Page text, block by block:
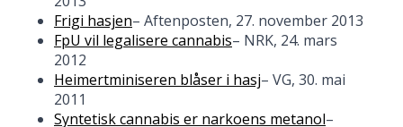
Frigi hasjen– Aftenposten, 27. november 2013
FpU vil legalisere cannabis– NRK, 24. mars
2012
Heimertminiseren blåser i hasj– VG, 30. mai
2011
Syntetisk cannabis er narkoens metanol–